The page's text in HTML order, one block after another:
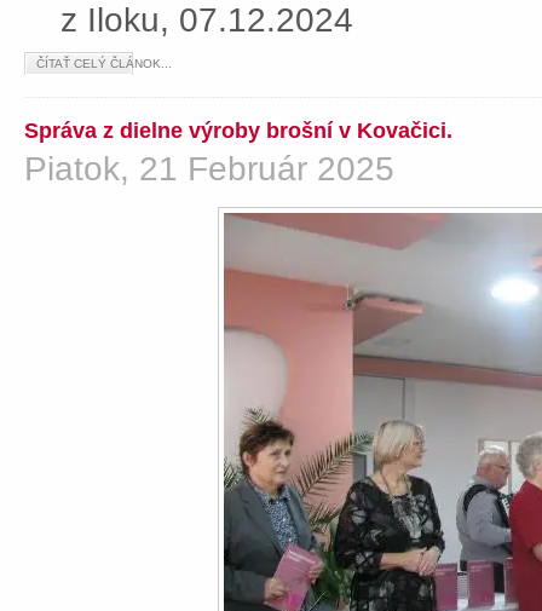
z Iloku, 07.12.2024
ČÍTAŤ CELÝ ČLÁNOK...
Správa z dielne výroby brošní v Kovačici.
Piatok, 21 Február 2025